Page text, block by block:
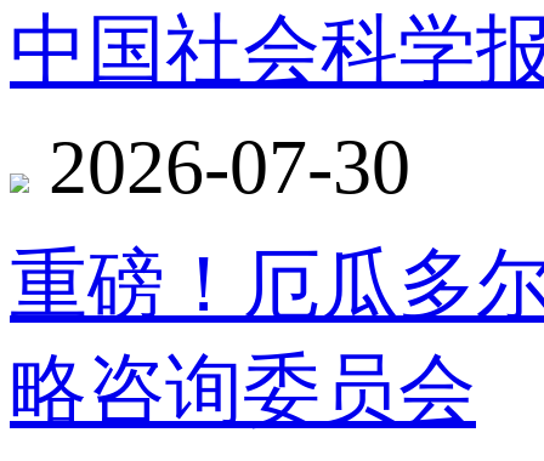
中国社会科学
2026-07-30
重磅！厄瓜多
略咨询委员会